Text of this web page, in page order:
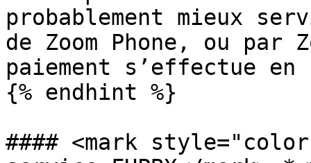
probablement mieux
de Zoom Phone, ou par
paiement s’effectue
{% endhint %}
#### <mark